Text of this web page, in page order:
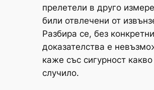
прелетели в друго
били отвлечени от
Разбира се, без конкретни
доказателства е
каже със сигурност
случило.